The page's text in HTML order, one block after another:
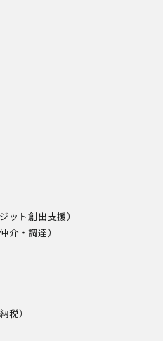
ット創出支援）
介・調達）
税）